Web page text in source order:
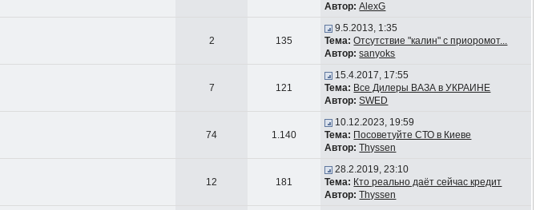
Автор: AlexG
2 135
9.5.2013, 1:35
Тема: Отсутствие "калин" с приоромот...
Автор: sanyoks
7 121
15.4.2017, 17:55
Тема: Все Дилеры ВАЗА в УКРАИНЕ
Автор: SWED
74 1.140
10.12.2023, 19:59
Тема: Посоветуйте СТО в Киеве
Автор: Thyssen
12 181
28.2.2019, 23:10
Тема: Кто реально даёт сейчас кредит
Автор: Thyssen